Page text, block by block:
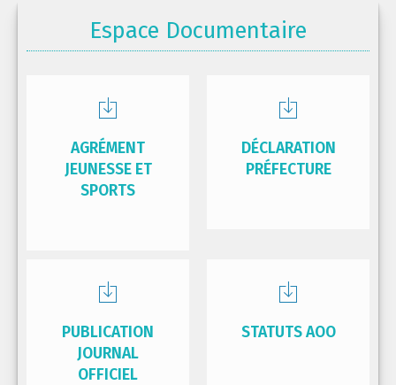
Espace Documentaire
AGRÉMENT
JEUNESSE ET
SPORTS
DÉCLARATION
PRÉFECTURE
PUBLICATION
JOURNAL
OFFICIEL
STATUTS AOO